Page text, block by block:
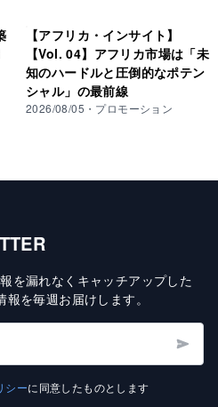
【アフリカ・インサイト】
【Vol. 04】アフリカ市場は「未
知のハードルと圧倒的なポテン
シャル」の最前線
2026/08/05 ・ プロモーション
を漏れなくキャッチアップした
報を毎週お届けします。
シーに同意したものとします